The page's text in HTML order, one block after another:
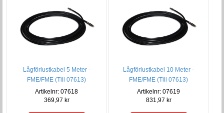
Lågförlustkabel 5 Meter -
FME/FME (Till 07613)
Artikelnr: 07618
369,97 kr
Lågförlustkabel 10 Meter -
FME/FME (Till 07613)
Artikelnr: 07619
831,97 kr